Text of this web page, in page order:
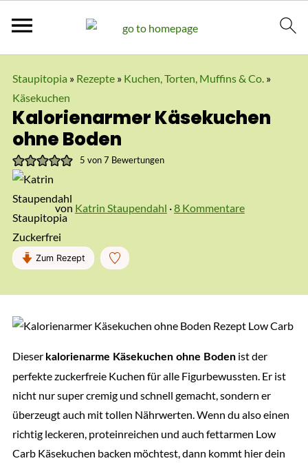
Staupitopia » Rezepte» Kuchen, Torten, Muffins & Co.»
Käsekuchen
Kalorienarmer Käsekuchen
ohne Boden
5 von7 Bewertungen
von Katrin Staupendahl ·8 Kommentare
Zum Rezept
Dieser kalorienarme Käsekuchen ohne Bodenist der
perfekte zuckerfreie Kuchen für alle Figurbewussten. Er ist
nicht nur super cremig und schnell gemacht, sondern er
überzeugt auch mit tollen Nährwerten. Wenn du also einen
richtig leckeren, proteinreichen und auch fettarmen Low
Carb Käsekuchen backen möchtest, dann kommt hier dein